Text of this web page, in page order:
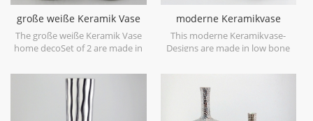
große weiße Keramik Vase
home deco
The große weiße Keramik Vase
home decoSet of 2 are made in
snow white with transparent
glaze on the surface,different
from the white glaze finish. Is
much more beautiful,precious
moderne Keramikvase
Designs weiß und schwarz
This moderne Keramikvase-
Designs are made in low bone
for your home decorative
objects. Can be sold individually.